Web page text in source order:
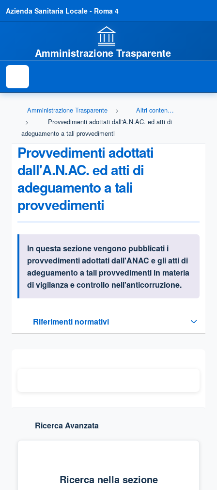
Azienda Sanitaria Locale - Roma 4
Amministrazione Trasparente
Amministrazione Trasparente
Altri contenuti - Prevenzione della Corruzione
Provvedimenti adottati dall'A.N.AC. ed atti di
adeguamento a tali provvedimenti
Provvedimenti adottati
dall'A.N.AC. ed atti di
adeguamento a tali
provvedimenti
Informazioni introduttive
In questa sezione vengono pubblicati i
provvedimenti adottati dall'ANAC e gli atti di
adeguamento a tali provvedimenti in materia
di vigilanza e controllo nell'anticorruzione.
Riferimenti normativi
Sezione compressa
Ricerca Avanzata
Ricerca nella sezione